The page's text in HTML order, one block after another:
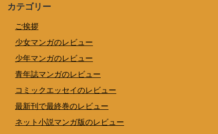
カテゴリー
ご挨拶
少女マンガのレビュー
少年マンガのレビュー
青年誌マンガのレビュー
コミックエッセイのレビュー
最新刊で最終巻のレビュー
ネット小説マンガ版のレビュー